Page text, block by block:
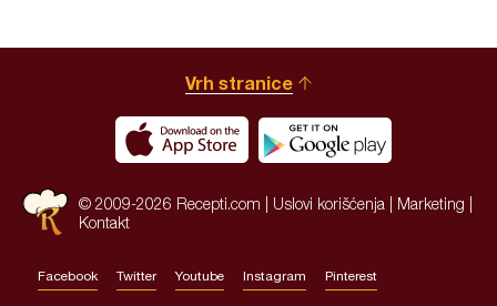
Vrh stranice
© 2009-2026 Recepti.com | Uslovi korišćenja Marketing
Kontakt
Facebook Twitter Youtube Instagram Pinterest